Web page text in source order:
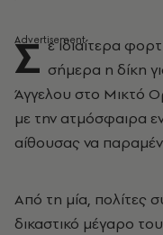
Σ ε ιδιαίτερα
σήμερα η δίκη
Άγγελου στο Μικτό
με την ατμόσφαιρα
αίθουσας να
Από τη μία, πολίτες
δικαστικό μέγαρο του